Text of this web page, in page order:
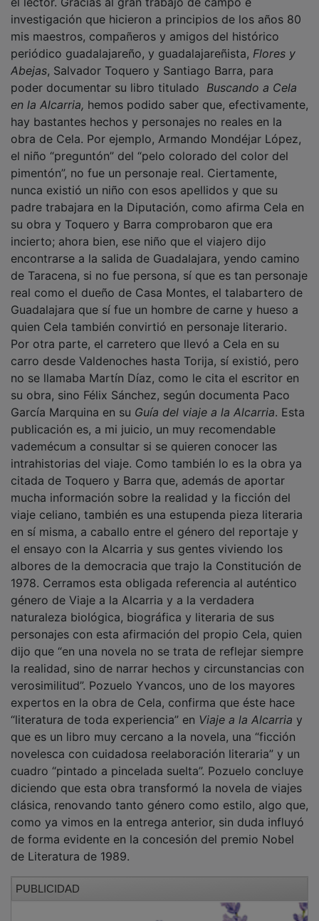
investigación que hicieron a principios de los años 80
mis maestros, compañeros y amigos del histórico
periódico guadalajareño, y guadalajareñista,Flores y
Abejas, Salvador Toquero y Santiago Barra, para
poder documentar su libro tituladoBuscando a Cela
en la Alcarria,hemos podido saber que, efectivamente,
hay bastantes hechos y personajes no reales en la
obra de Cela. Por ejemplo, Armando Mondéjar López,
el niño “preguntón” del “pelo colorado del color del
pimentón”, no fue un personaje real. Ciertamente,
nunca existió un niño con esos apellidos y que su
padre trabajara en la Diputación, como afirma Cela en
su obra y Toquero y Barra comprobaron que era
incierto; ahora bien, ese niño que el viajero dijo
encontrarse a la salida de Guadalajara, yendo camino
de Taracena, si no fue persona, sí que es tan personaje
real como el dueño de Casa Montes, el talabartero de
Guadalajara que sí fue un hombre de carne y hueso a
quien Cela también convirtió en personaje literario.
Por otra parte, el carretero que llevó a Cela en su
carro desde Valdenoches hasta Torija, sí existió, pero
no se llamaba Martín Díaz, como le cita el escritor en
su obra, sino Félix Sánchez, según documenta Paco
García Marquina en suGuía del viaje a la Alcarria. Esta
publicación es, a mi juicio, un muy recomendable
vademécum a consultar si se quieren conocer las
intrahistorias del viaje. Como también lo es la obra ya
citada de Toquero y Barra que, además de aportar
mucha información sobre la realidad y la ficción del
viaje celiano, también es una estupenda pieza literaria
en sí misma, a caballo entre el género del reportaje y
el ensayo con la Alcarria y sus gentes viviendo los
albores de la democracia que trajo la Constitución de
1978. Cerramos esta obligada referencia al auténtico
género de Viaje a la Alcarria y a la verdadera
naturaleza biológica, biográfica y literaria de sus
personajes con esta afirmación del propio Cela, quien
dijo que “en una novela no se trata de reflejar siempre
la realidad, sino de narrar hechos y circunstancias con
verosimilitud”. Pozuelo Yvancos, uno de los mayores
expertos en la obra de Cela, confirma que éste hace
“literatura de toda experiencia” en Viaje a la Alcarriay
que es un libro muy cercano a la novela, una “ficción
novelesca con cuidadosa reelaboración literaria” y un
cuadro “pintado a pincelada suelta”. Pozuelo concluye
diciendo que esta obra transformó la novela de viajes
clásica, renovando tanto género como estilo, algo que,
como ya vimos en la entrega anterior, sin duda influyó
de forma evidente en la concesión del premio Nobel
de Literatura de 1989.